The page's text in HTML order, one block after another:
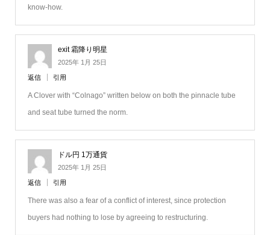
know-how.
exit 霜降り明星
2025年 1月 25日
返信 引用
A Clover with “Colnago” written below on both the pinnacle tube
and seat tube turned the norm.
ドル円 1万通貨
2025年 1月 25日
返信 引用
There was also a fear of a conflict of interest, since protection
buyers had nothing to lose by agreeing to restructuring.